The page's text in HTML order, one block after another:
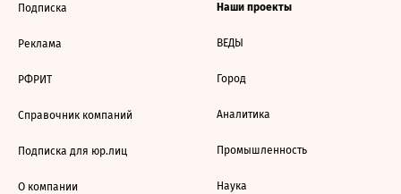
Подписка
Реклама
РФРИТ
Справочник компаний
Подписка для юр.лиц
О компании
Наши проекты
ВЕДЫ
Город
Аналитика
Промышленность
Наука